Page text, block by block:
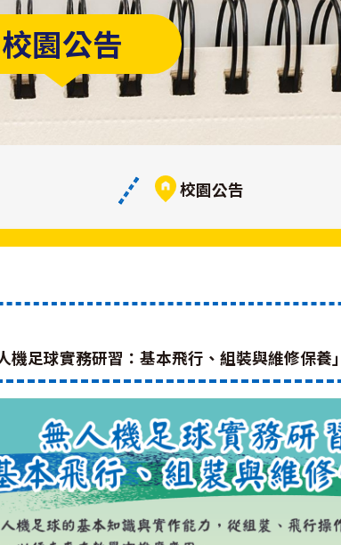
校園公告
校園公告
機足球實務研習：基本飛行、組裝與維修保養」